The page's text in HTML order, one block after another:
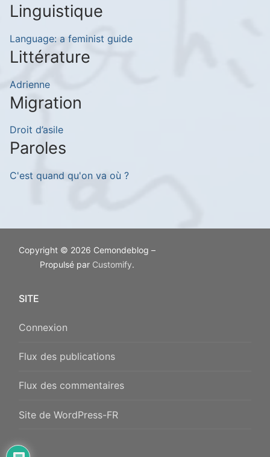
Linguistique
Language: a feminist guide
Littérature
Adrienne
Migration
Droit d’asile
Paroles
C'est quand qu'on va où ?
Copyright © 2026 Cemondeblog –
Propulsé par Customify.
SITE
Connexion
Flux des publications
Flux des commentaires
Site de WordPress-FR